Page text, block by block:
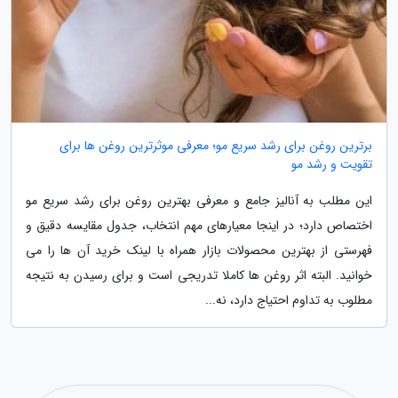
برترین روغن برای رشد سریع مو؛ معرفی موثرترین روغن ها برای
تقویت و رشد مو
این مطلب به آنالیز جامع و معرفی بهترین روغن برای رشد سریع مو
اختصاص دارد؛ در اینجا معیارهای مهم انتخاب، جدول مقایسه دقیق و
فهرستی از بهترین محصولات بازار همراه با لینک خرید آن ها را می
خوانید. البته اثر روغن ها کاملا تدریجی است و برای رسیدن به نتیجه
مطلوب به تداوم احتیاج دارد، نه...